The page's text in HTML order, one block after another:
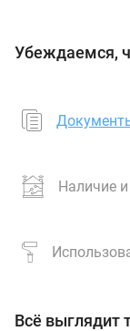
Убеждаемся,
Наличие
Всё выглядит